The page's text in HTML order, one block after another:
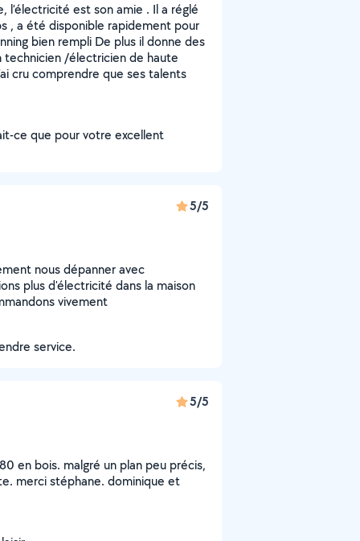
est son amie . Il a réglé
, a été disponible rapidement pour
bien rempli De plus il donne des
technicien /électricien de haute
cru comprendre que ses talents
ce que pour votre excellent
5/5
nous dépanner avec
plus d'électricité dans la maison
vivement
service.
5/5
en bois. malgré un plan peu précis,
merci stéphane. dominique et